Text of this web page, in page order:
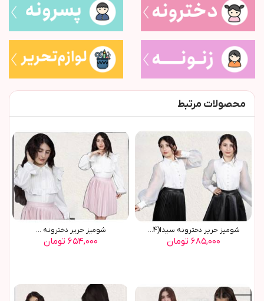
محصولات مرتبط
شوميز حرير دخترونه سيدا(9654)
۶۸۵,۰۰۰ تومان
شوميز حرير دخترونه ...
۶۵۴,۰۰۰ تومان